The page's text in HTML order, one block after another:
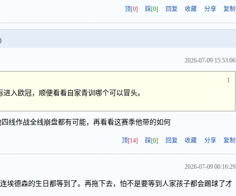
顶[0] 踩[0] 回复 收藏 分享 复制
2026-07-09 15:53:06
1
入欧冠，顺便看看自家青训哪个可以冒头。
线作战全线崩盘都有可能，再看看这赛季他带的如何
顶[14] 踩[0] 回复 收藏 分享 复制
2026-07-09 00:16:29
埃德森的生日都等到了。再拖下去，怕不是要等到人家孩子都会踢球了才